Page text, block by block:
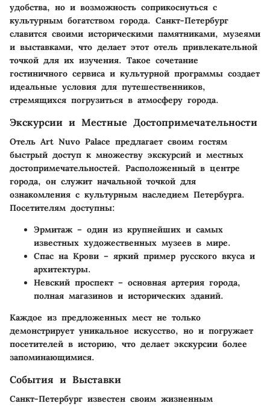
удобства, но и возможность соприкоснуться с
культурным богатством города. Санкт-Петербург
славится своими историческими памятниками, музеями
и выставками, что делает этот отель привлекательной
точкой для их изучения. Такое сочетание
гостиничного сервиса и культурной программы создает
идеальные условия для путешественников,
стремящихся погрузиться в атмосферу города.
Экскурсии и Местные Достопримечательности
Отель Art Nuvo Palace предлагает своим гостям
быстрый доступ к множеству экскурсий и местных
достопримечательностей. Расположенный в центре
города, он служит начальной точкой для
ознакомления с культурным наследием Петербурга.
Посетителям доступны:
Эрмитаж– один из крупнейших и самых
известных художественных музеев в мире.
Спас на Крови – яркий пример русского вкуса и
архитектуры.
Невский проспект – основная артерия города,
полная магазинов и исторических зданий.
Каждое из предложенных мест не только
демонстрирует уникальное искусство, но и погружает
посетителей в историю, что делает экскурсии более
запоминающимися.
События и Выставки
Санкт-Петербург известен своим жизненным